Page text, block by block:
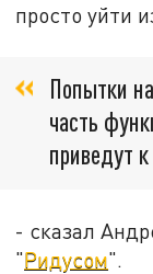
просто уйти
Попытки
часть
приведут
- сказал
"Ридусом".